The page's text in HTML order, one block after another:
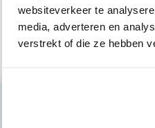
websiteverkeer te
media, adverteren en
verstrekt of die ze hebben